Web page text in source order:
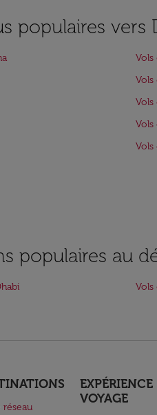
populaires vers
Vols
Vols
Vols
Vols
Vols
populaires au
Vols
EXPÉRIENCE
VOYAGE